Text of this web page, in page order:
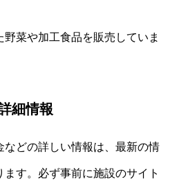
菜や加工食品を販売していま
細情報
などの詳しい情報は、最新の情
す。必ず事前に施設のサイト